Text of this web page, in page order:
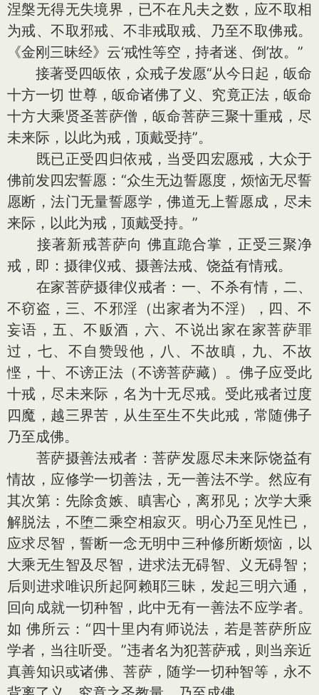
涅槃无得无失境界，已不在凡夫之数，应不取相
为戒、不取邪戒、不非戒取戒、乃至不取佛戒。
《金刚三昧经》云‘戒性等空，持者迷、倒’故。”
接著受四皈依，众戒子发愿“从今日起，皈命
十方一切 世尊，皈命诸佛了义、究竟正法，皈命
十方大乘贤圣菩萨僧，皈命菩萨三聚十重戒，尽
未来际，以此为戒，顶戴受持”。
既已正受四归依戒，当受四宏愿戒，大众于
佛前发四宏誓愿：“众生无边誓愿度，烦恼无尽誓
愿断，法门无量誓愿学，佛道无上誓愿成，尽未
来际，以此为戒，顶戴受持。”
接著新戒菩萨向 佛直跪合掌，正受三聚净
戒，即：摄律仪戒、摄善法戒、饶益有情戒。
在家菩萨摄律仪戒者：一、不杀有情，二、
不窃盗，三、不邪淫（出家者为不淫），四、不
妄语，五、不贩酒，六、不说出家在家菩萨罪
过，七、不自赞毁他，八、不故瞋，九、不故
悭，十、不谤正法（不谤菩萨藏）。佛子应受此
十戒，尽未来际，名为十无尽戒。受此戒者过度
四魔，越三界苦，从生至生不失此戒，常随佛子
乃至成佛。
菩萨摄善法戒者：菩萨发愿尽未来际饶益有
情故，应修学一切善法，无一善法不学。然应有
其次第：先除贪嫉、瞋害心，离邪见；次学大乘
解脱法，不堕二乘空相寂灭。明心乃至见性已，
应求尽智，誓断一念无明中三种修所断烦恼，以
大乘无生智及尽智，进求法无碍智、义无碍智；
后则进求唯识所起阿赖耶三昧，发起三明六通，
回向成就一切种智，此中无有一善法不应学者。
如 佛所云：“四十里内有师说法，若是菩萨所应
学者，当往听受。”违者名为犯菩萨戒，则当亲近
真善知识或诸佛、菩萨，随学一切种智等，永不